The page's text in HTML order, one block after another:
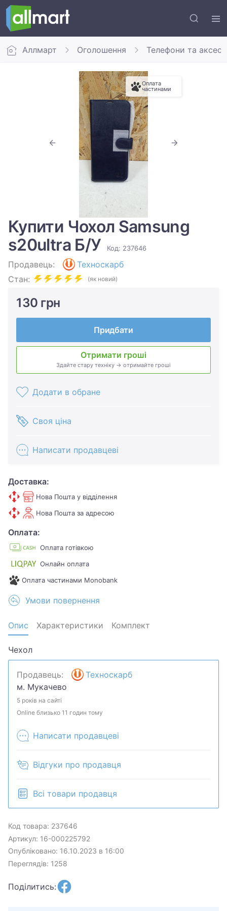
Аллмарт Оголошення Телефони та
Оплата
частинами
Купити Чохол Samsung
s20ultra Б/У
Код: 237646
Продавець:
Техноскарб
Стан:
(як новий)
130 грн
Придбати
Отримати гроші
Здайте стару техніку → отримайте гроші
Додати в обране
Своя ціна
Написати продавцеві
Доставка:
Нова Пошта у відділення
Нова Пошта за адресою
Оплата:
Оплата готівкою
Онлайн оплата
Оплата частинами Monobank
Умови повернення
Опис Характеристики Комплект
Чехол
Продавець:
Техноскарб
м. Мукачево
5 років на сайті
Online близько 11 годин тому
Написати продавцеві
Відгуки про продавця
Всі товари продавця
Код товара: 237646
Артикул: 16-000225792
Опубліковано: 16.10.2023 в 16:00
Переглядів: 1258
Поділитись: